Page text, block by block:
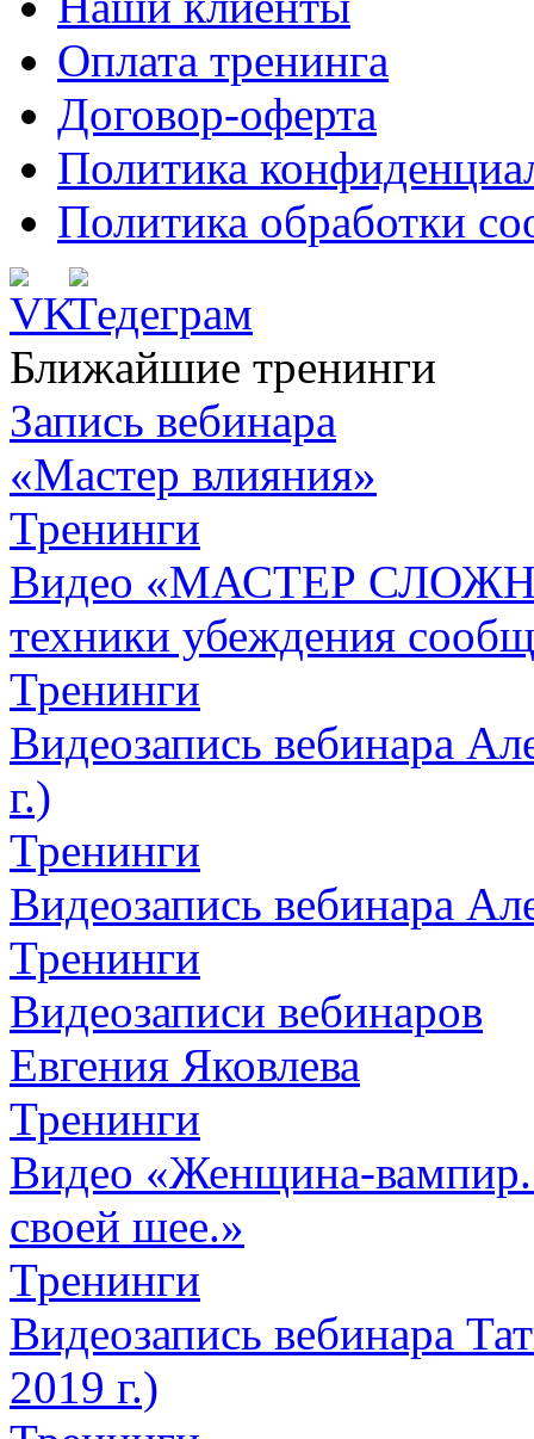
Оплата тренинга
Договор-оферта
Политика
Политика обработки
Ближайшие тренинги
Запись вебинара
«Мастер влияния»
Тренинги
Видео «МАСТЕР
техники убеждения
Тренинги
Видеозапись вебинара
г.)
Тренинги
Видеозапись вебинара
Тренинги
Видеозаписи вебинаров
Евгения Яковлева
Тренинги
Видео «Женщина-вампир.
своей шее.»
Тренинги
Видеозапись вебинара
2019 г.)